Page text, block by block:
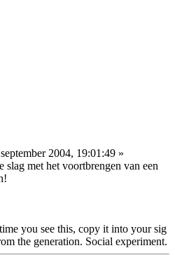
2004, 19:01:49 »
slag met het voortbrengen van een
you see this, copy it into your sig
the generation. Social experiment.